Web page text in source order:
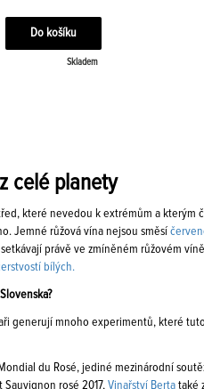
Skladem
celé planety
které nevedou k extrémům a kterým
Jemné růžová vína nejsou směsí
právě ve zmíněném růžovém
bílých.
generují mnoho experimentů, které
du Rosé, jediné mezinárodní
Sauvignon rosé 2017, Vinařství Berta také